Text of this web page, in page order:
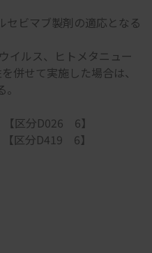
ビマブ製剤の適応となる
イルス、ヒトメタニュー
併せて実施した場合は、
区分D026 6】
区分D419 6】